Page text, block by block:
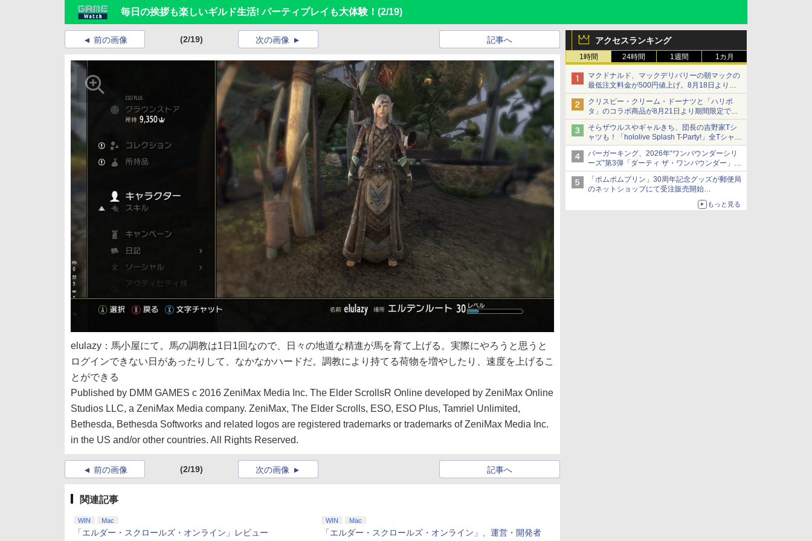
毎日の挨拶も楽しいギルド生活! パーティプレイも大体験！ (2/19)
アクセスランキング
1時間 24時間 1週間 1カ月
マクドナルド、マックデリバリーの朝マックの
最低注文料金が500円値上げ。8月18日より
1,500円から受付
クリスピー・クリーム・ドーナツと「ハリポ
タ」のコラボ商品が8月21日より期間限定で発
売
組分け帽子ドーナツなど見た目も楽しい商品が
登場
そらザウルスやギャルきち、団長の吉野家Tシ
ャツも！「hololive Splash T-Party!」全Tシャツ
ラインナップ公開＆オンライン販売開始
バーガーキング、2026年“ワンパウンダーシリ
ーズ”第3弾「ダーティ ザ・ワンパウンダー」を
8月7日発売
「特製ガーリックマヨソース」を使用した超大
型チーズバーガー
「ポムポムプリン」30周年記念グッズが郵便局
のネットショップにて受注販売開始
「おもちもちもちクッション」など今年だけの
もっと見る
前の画像 (2/19) 記事へ
次の画像
elulazy：馬小屋にて。馬の調教は1日1回なので、日々の地道な精進が馬を育て上げる。実際にやろうと思うと
ログインできない日があったりして、なかなかハードだ。調教により持てる荷物を増やしたり、速度を上げるこ
とができる
Published by DMM GAMES c 2016 ZeniMax Media Inc. The Elder ScrollsR Online developed by ZeniMax Online
Studios LLC, a ZeniMax Media company. ZeniMax, The Elder Scrolls, ESO, ESO Plus, Tamriel Unlimited,
Bethesda, Bethesda Softworks and related logos are registered trademarks or trademarks of ZeniMax Media Inc.
in the US and/or other countries. All Rights Reserved.
前の画像 (2/19) 記事へ
次の画像
関連記事
WIN Mac
「エルダー・スクロールズ・オンライン」レビュー
WIN Mac
「エルダー・スクロールズ・オンライン」、運営・開発者